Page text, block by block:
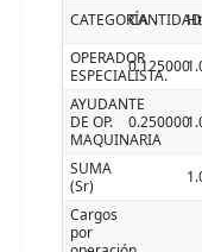
CATEGORÍACANTIDAD
Ht
OPERADOR
ESPECIALISTA.
0.125000
AYUDANTE
DE OP.
MAQUINARIA
0.250000
SUMA
(Sr)
Cargos
por